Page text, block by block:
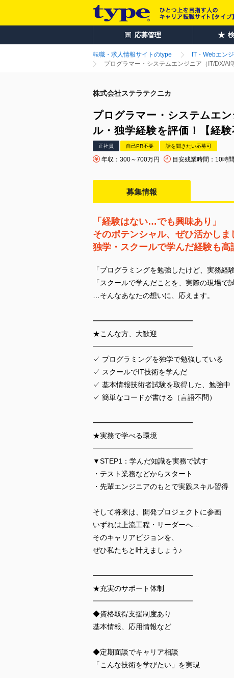
応募管理
転職・求人情報サイトのtype IT・Webエン
プログラマー・システムエンジニア（IT/DX/AI
株式会社ステラテクニカ
プログラマー・システムエ
ル・独学経験を評価！【経験
正社員 自己PR不要 話を聞きたい応募可
年収：300～700万円 目安残業時間：10時
募集情報
「経験はない…でも興味あり」
そのポテンシャル、ぜひ活かし
独学・スクールで学んだ経験も高
「プログラミングを勉強したけど、実務経
「スクールで学んだことを、実際の現場で
…そんなあなたの想いに、応えます。
━━━━━━━━━━━━━━
★こんな方、大歓迎
━━━━━━━━━━━━━━
✓ プログラミングを独学で勉強している
✓ スクールでIT技術を学んだ
✓ 基本情報技術者試験を取得した、勉強中
✓ 簡単なコードが書ける（言語不問）
━━━━━━━━━━━━━━
★実務で学べる環境
━━━━━━━━━━━━━━
▼STEP1：学んだ知識を実務で試す
・テスト業務などからスタート
・先輩エンジニアのもとで実践スキル習得
そして将来は、開発プロジェクトに参画
いずれは上流工程・リーダーへ…
そのキャリアビジョンを、
ぜひ私たちと叶えましょう♪
━━━━━━━━━━━━━━
★充実のサポート体制
━━━━━━━━━━━━━━
◆資格取得支援制度あり
基本情報、応用情報など
◆定期面談でキャリア相談
「こんな技術を学びたい」を実現